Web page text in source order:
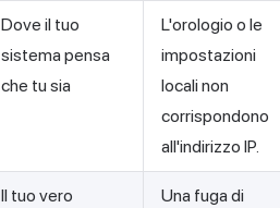
Dove il tuo
sistema pensa
che tu sia
L'orologio o le
impostazioni
locali non
corrispondono
all'indirizzo IP.
Il tuo vero
Una fuga di